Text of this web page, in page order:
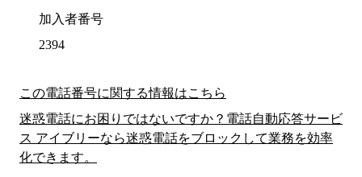
加入者番号
2394
この電話番号に関する情報はこちら
迷惑電話にお困りではないですか？電話自動応答サービ
ス アイブリーなら迷惑電話をブロックして業務を効率
化できます。